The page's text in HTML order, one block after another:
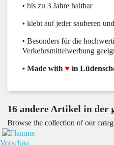
• bis zu 3 Jahre haltbar
• klebt auf jeder sauberen
• Besonders für die
Verkehrsmittelwerbung
• Made with ♥ in
16 andere Artikel in der
Browse the collection of our
Vorschau